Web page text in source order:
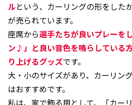
ルという、カーリングの形をした
が売られています。
座席から選手たちが良いプレーを
ン♪」と良い音色を鳴らしている
り上げるグッズです。
大・小のサイズがあり、カーリン
はおすすめです。
私は、家で飾る用として、「カー